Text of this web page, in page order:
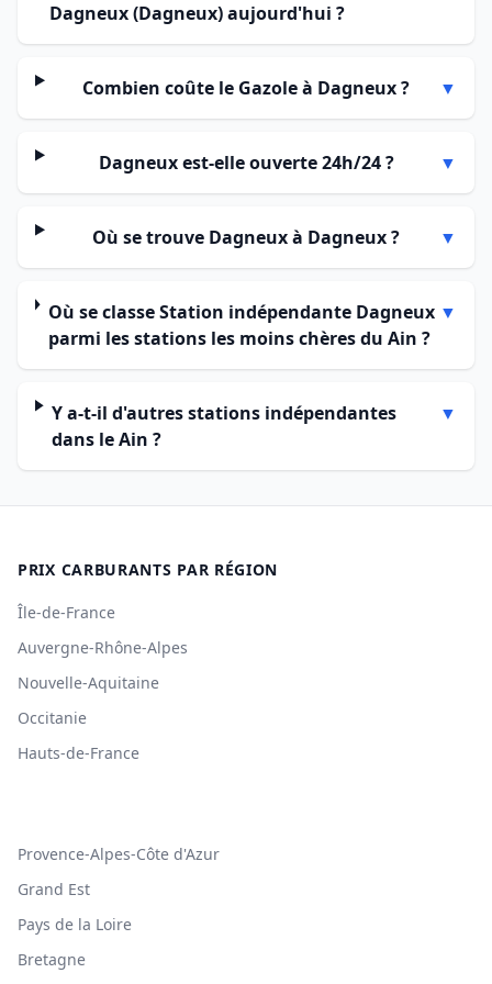
Dagneux (Dagneux) aujourd'hui ?
Combien coûte le Gazole à Dagneux ? ▼
Dagneux est-elle ouverte 24h/24 ? ▼
Où se trouve Dagneux à Dagneux ? ▼
Où se classe Station indépendante Dagneux
parmi les stations les moins chères du Ain ?
▼
Y a-t-il d'autres stations indépendantes
dans le Ain ?
▼
PRIX CARBURANTS PAR RÉGION
Île-de-France
Auvergne-Rhône-Alpes
Nouvelle-Aquitaine
Occitanie
Hauts-de-France
Provence-Alpes-Côte d'Azur
Grand Est
Pays de la Loire
Bretagne